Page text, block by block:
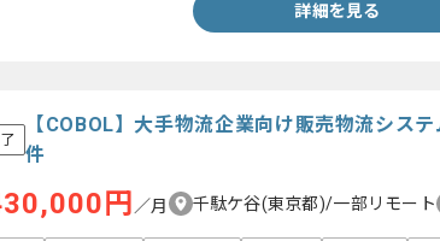
詳細を見る
【COBOL】大手物流企業向け販売物流シス
件
円 ／月 千駄ケ谷(東京都)/一部リモート